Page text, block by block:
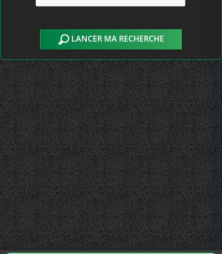
LANCER MA RECHERCHE